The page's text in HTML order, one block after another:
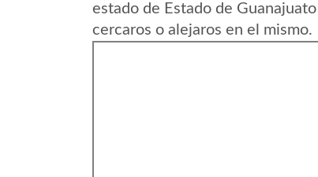
estado de Estado de
cercaros o alejaros en el mismo.